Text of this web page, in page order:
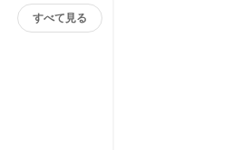
すべて見る